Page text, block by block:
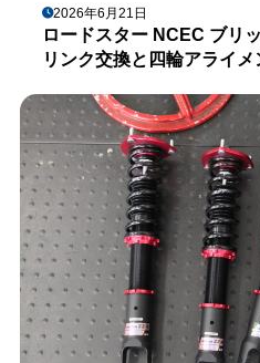
2026年6月21日
ロードスター NCEC ブリ
リンク交換と四輪アライメ